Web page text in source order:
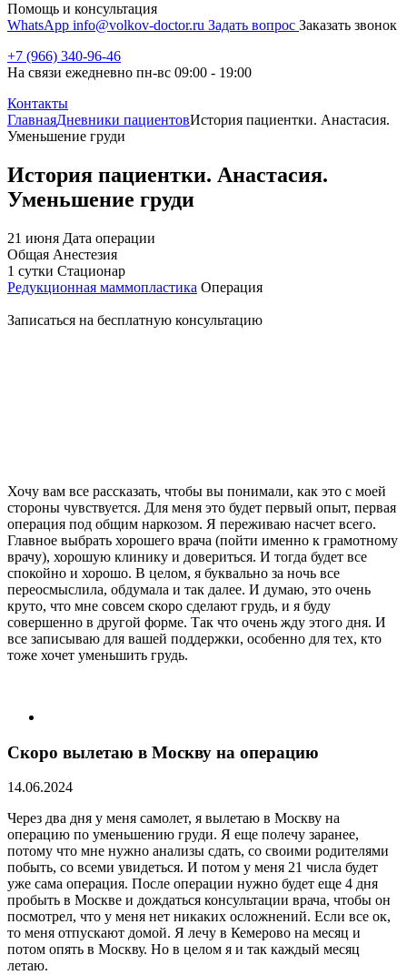
Помощь и консультация
WhatsApp info@volkov-doctor.ru Задать вопрос Заказать звонок
+7 (966) 340-96-46
На связи ежедневно пн-вс 09:00 - 19:00
Контакты
ГлавнаяДневники пациентовИстория пациентки. Анастасия.
Уменьшение груди
История пациентки. Анастасия.
Уменьшение груди
21 июня Дата операции
Общая Анестезия
1 сутки Стационар
Редукционная маммопластика Операция
Записаться на бесплатную консультацию
Хочу вам все рассказать, чтобы вы понимали, как это с моей
стороны чувствуется. Для меня это будет первый опыт, первая
операция под общим наркозом. Я переживаю насчет всего.
Главное выбрать хорошего врача (пойти именно к грамотному
врачу), хорошую клинику и довериться. И тогда будет все
спокойно и хорошо. В целом, я буквально за ночь все
переосмыслила, обдумала и так далее. И думаю, это очень
круто, что мне совсем скоро сделают грудь, и я буду
совершенно в другой форме. Так что очень жду этого дня. И
все записываю для вашей поддержки, особенно для тех, кто
тоже хочет уменьшить грудь.
Скоро вылетаю в Москву на операцию
14.06.2024
Через два дня у меня самолет, я вылетаю в Москву на
операцию по уменьшению груди. Я еще полечу заранее,
потому что мне нужно анализы сдать, со своими родителями
побыть, со всеми увидеться. И потом у меня 21 числа будет
уже сама операция. После операции нужно будет еще 4 дня
пробыть в Москве и дождаться консультации врача, чтобы он
посмотрел, что у меня нет никаких осложнений. Если все ок,
то меня отпускают домой. Я лечу в Кемерово на месяц и
потом опять в Москву. Но в целом я и так каждый месяц
летаю.